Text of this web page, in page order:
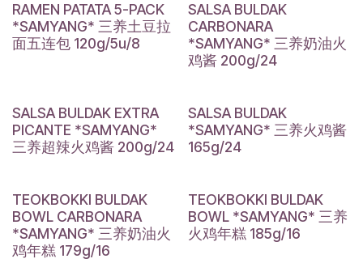
RAMEN PATATA 5-PACK
*SAMYANG* 三养土豆拉
面五连包 120g/5u/8
SALSA BULDAK
CARBONARA
*SAMYANG* 三养奶油火
鸡酱 200g/24
SALSA BULDAK EXTRA
PICANTE *SAMYANG*
三养超辣火鸡酱 200g/24
SALSA BULDAK
*SAMYANG* 三养火鸡酱
165g/24
TEOKBOKKI BULDAK
BOWL CARBONARA
*SAMYANG* 三养奶油火
鸡年糕 179g/16
TEOKBOKKI BULDAK
BOWL *SAMYANG* 三养
火鸡年糕 185g/16